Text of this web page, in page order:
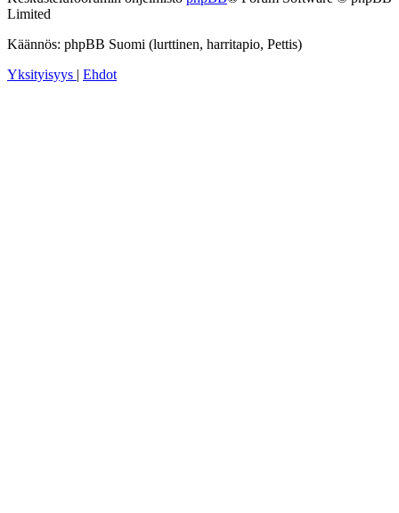
Limited
Käännös: phpBB Suomi (lurttinen, harritapio, Pettis)
Yksityisyys
Ehdot